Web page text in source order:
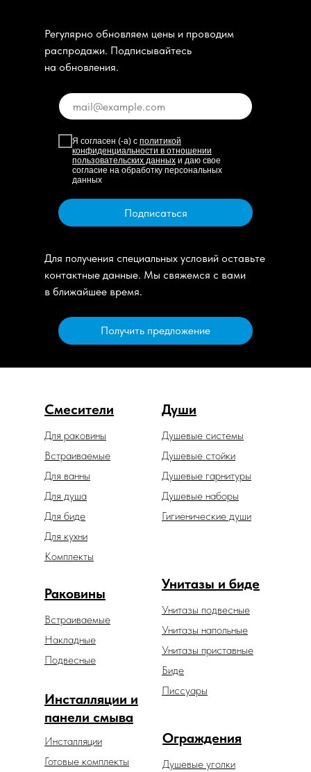
Регулярно обновляем цены и проводим
распродажи. Подписывайтесь
на обновления.
Я согласен (-а) с политикой
конфиденциальности в отношении
пользовательских данных и даю свое
согласие на обработку персональных
данных
Подписаться
Для получения специальных условий оставьте
контактные данные. Мы свяжемся с вами
в ближайшее время.
Получить предложение
Смесители Души
Душевые гарнитуры
Душевые системы
Гигиенические души
Душевые наборы
Унитазы и биде
Унитазы подвесные
Унитазы напольные
Унитазы приставные
Раковины
Встраиваемые
Накладные
Подвесные
Встраиваемые
Для биде
Для ванны
Для душа
Для раковины
Для кухни
Ограждения
Душевые уголки
Душевые стойки
Биде
Инсталляции и
панели смыва
Инсталляции
Готовые комплекты
Комплекты
Писсуары